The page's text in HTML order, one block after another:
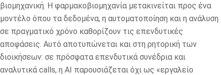
βιομηχανική. Η φαρμακοβιομηχανία μετακινείται προς ένα
μοντέλο όπου τα δεδομένα, η αυτοματοποίηση και η ανάλυση
σε πραγματικό χρόνο καθορίζουν τις επενδυτικές
αποφάσεις. Αυτό αποτυπώνεται και στη ρητορική των
διοικήσεων: σε πρόσφατα επενδυτικά συνέδρια και
αναλυτικά calls, η AI παρουσιάζεται όχι ως «εργαλείο